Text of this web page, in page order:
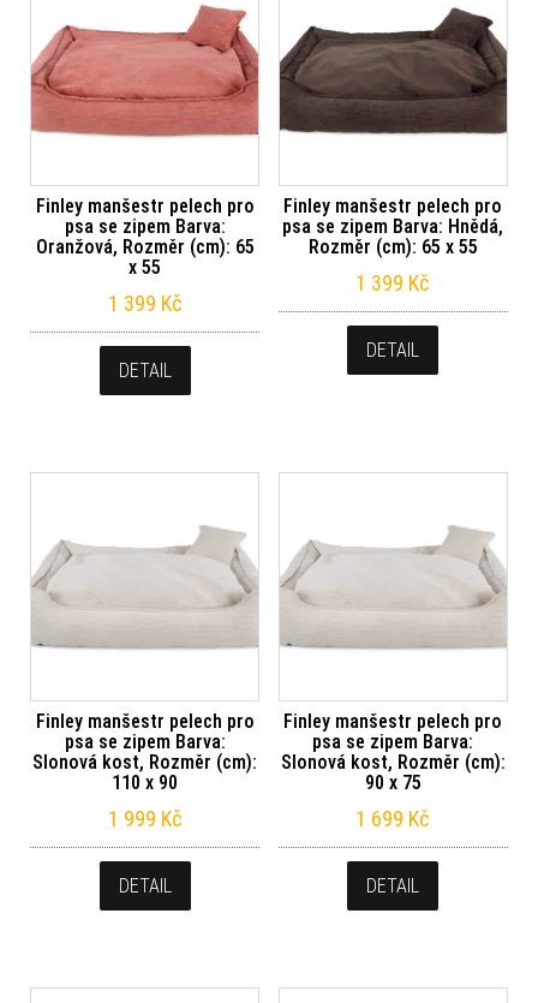
Finley manšestr pelech pro
psa se zipem Barva:
Oranžová, Rozměr (cm): 65
x 55
1 399 Kč
DETAIL
Finley manšestr pelech pro
psa se zipem Barva: Hnědá,
Rozměr (cm): 65 x 55
1 399 Kč
DETAIL
Finley manšestr pelech pro
psa se zipem Barva:
Slonová kost, Rozměr (cm):
110 x 90
1 999 Kč
DETAIL
Finley manšestr pelech pro
psa se zipem Barva:
Slonová kost, Rozměr (cm):
90 x 75
1 699 Kč
DETAIL